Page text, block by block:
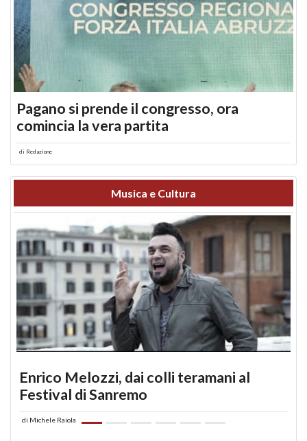
Pagano si prende il congresso, ora
comincia la vera partita
di Redazione
Musica e Cultura
Enrico Melozzi, dai colli teramani al
Festival di Sanremo
di Michele Raiola